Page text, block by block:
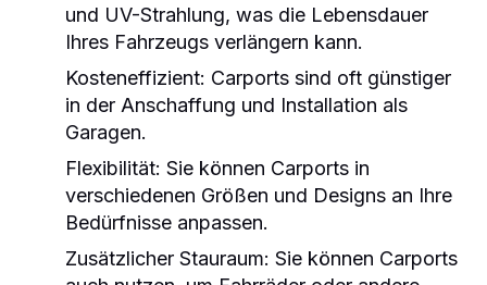
und UV-Strahlung, was die Lebensdauer
Ihres Fahrzeugs verlängern kann.
Kosteneffizient: Carports sind oft günstiger
in der Anschaffung und Installation als
Garagen.
Flexibilität: Sie können Carports in
verschiedenen Größen und Designs an Ihre
Bedürfnisse anpassen.
Zusätzlicher Stauraum: Sie können Carports